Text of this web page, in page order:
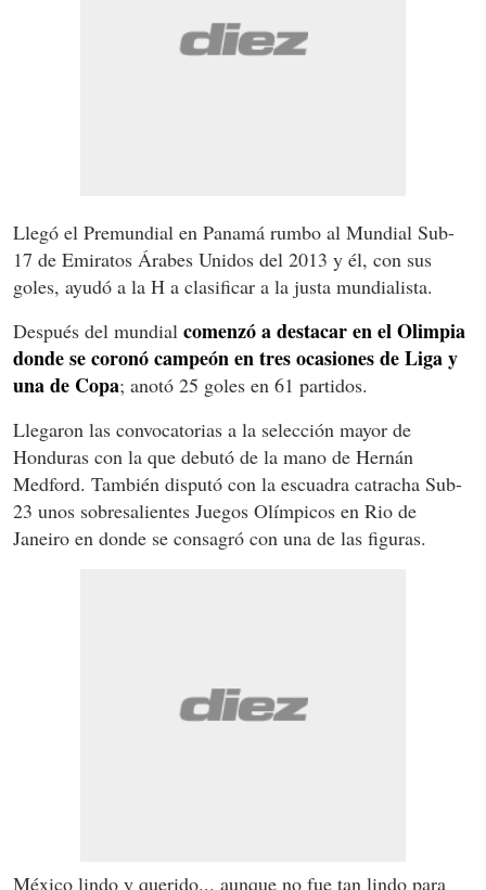
Llegó el Premundial en Panamá rumbo al Mundial Sub-
17 de Emiratos Árabes Unidos del 2013 y él, con sus
goles, ayudó a la H a clasificar a la justa mundialista.
Después del mundial comenzó a destacar en el Olimpia
donde se coronó campeón en tres ocasiones de Liga y
una de Copa; anotó 25 goles en 61 partidos.
Llegaron las convocatorias a la selección mayor de
Honduras con la que debutó de la mano de Hernán
Medford. También disputó con la escuadra catracha Sub-
23 unos sobresalientes Juegos Olímpicos en Rio de
Janeiro en donde se consagró con una de las figuras.
México lindo y querido... aunque no fue tan lindo para